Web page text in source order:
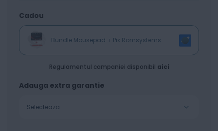
Cadou
Bundle Mousepad + Pix Romsystems
Regulamentul campaniei disponibil aici
Adauga extra garantie
Selectează